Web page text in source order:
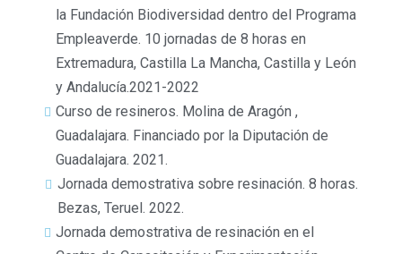
la Fundación Biodiversidad dentro del Programa
Empleaverde. 10 jornadas de 8 horas en
Extremadura, Castilla La Mancha, Castilla y León
y Andalucía.2021-2022
Curso de resineros. Molina de Aragón ,
Guadalajara. Financiado por la Diputación de
Guadalajara. 2021.
Jornada demostrativa sobre resinación. 8 horas.
Bezas, Teruel. 2022.
Jornada demostrativa de resinación en el